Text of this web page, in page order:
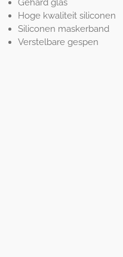
Gehard glas
Hoge kwaliteit siliconen
Siliconen maskerband
Verstelbare gespen